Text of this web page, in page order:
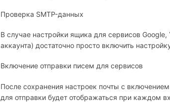
Проверка SMTP-данных
В случае настройки ящика для сервисов
аккаунта) достаточно просто включить
Включение отправки писем для сервисов
После сохранения настроек почты с
для отправки будет отображаться при каждом